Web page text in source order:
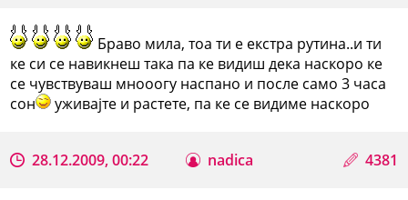
Браво мила, тоа ти е екстра рутина..и ти
ке си се навикнеш така па ке видиш дека наскоро ке
се чувствуваш мнооогу наспано и после само 3 часа
сон
уживајте и растете, па ке се видиме наскоро
28.12.2009, 00:22 nadica 4381